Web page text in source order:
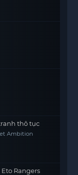
thô tục
Ambition
Rangers